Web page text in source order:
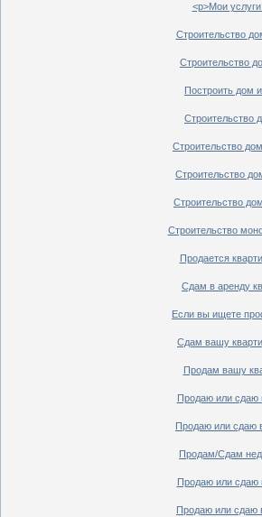
<p>Мои
Строительство
Строительство
Построить дом
Строительство
Строительство
Строительство
Строительство
Строительство
Продается
Сдам в аренду
Если вы ищете
Сдам вашу
Продам вашу
Продаю или сдаю
Продаю или сдаю
Продам/Сдам
Продаю или сдаю
Продаю или сдаю